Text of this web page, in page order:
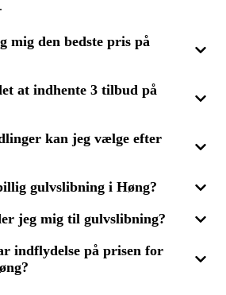
mig den bedste pris på
pris på gulvslibning, bør du indhente 3
Det giver dig en chance for at
og efterbehandling.
at indhente 3 tilbud på
på gulvafslibning, skal du give en
opgaven, herunder gulvets størrelse og
kan sammenligne for at finde den
kan jeg vælge efter
du vælge mellem flere
afhænger af det ønskede udseende
3 tilbud for at finde den
gulvslibning i Høng?
en prisvenlig gulvslibning i Høng ved
den mest økonomiske løsning uden at
du også overveje erfaring og
jeg mig til gulvslibning?
skal rummet tømmes for
til behandling. Ved at indhente 3
indflydelse på prisen for